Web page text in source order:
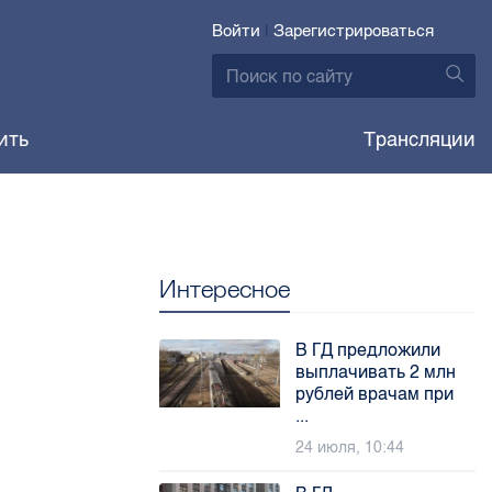
Войти | Зарегистрироваться
Трансляции
Интересное
В ГД предложили
выплачивать 2 млн
рублей врачам при
...
24 июля, 10:44